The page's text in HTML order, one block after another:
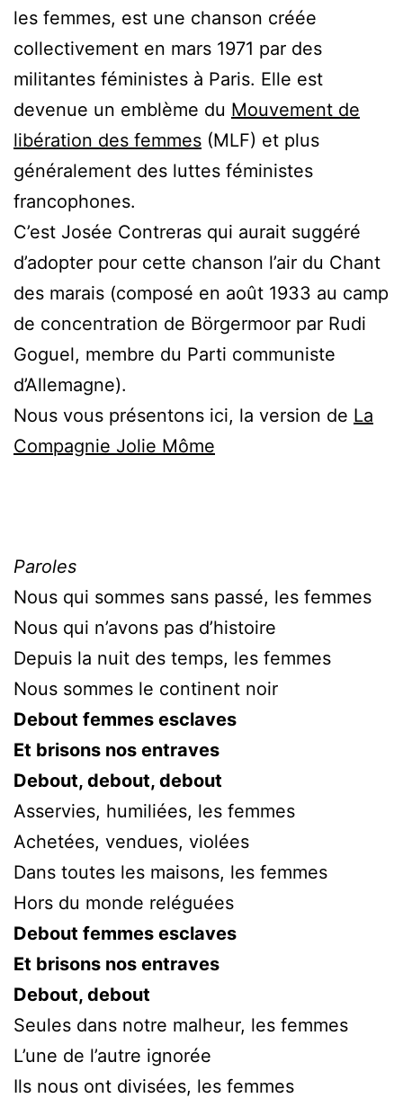
les femmes, est une chanson créée
collectivement en mars 1971 par des
militantes féministes à Paris. Elle est
devenue un emblème du Mouvement de
libération des femmes (MLF) et plus
généralement des luttes féministes
francophones.
C’est Josée Contreras qui aurait suggéré
d’adopter pour cette chanson l’air du Chant
des marais (composé en août 1933 au camp
de concentration de Börgermoor par Rudi
Goguel, membre du Parti communiste
d’Allemagne).
Nous vous présentons ici, la version de La
Compagnie Jolie Môme
Paroles
Nous qui sommes sans passé, les femmes
Nous qui n’avons pas d’histoire
Depuis la nuit des temps, les femmes
Nous sommes le continent noir
Debout femmes esclaves
Et brisons nos entraves
Debout, debout, debout
Asservies, humiliées, les femmes
Achetées, vendues, violées
Dans toutes les maisons, les femmes
Hors du monde reléguées
Debout femmes esclaves
Et brisons nos entraves
Debout, debout
Seules dans notre malheur, les femmes
L’une de l’autre ignorée
Ils nous ont divisées, les femmes